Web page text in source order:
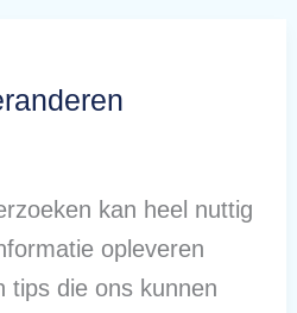
kan heel nuttig
opleveren
tips die ons kunnen